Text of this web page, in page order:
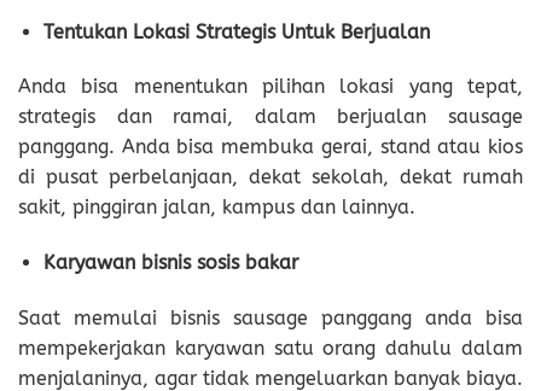
Tentukan Lokasi Strategis Untuk Berjualan
Anda bisa menentukan pilihan lokasi yang tepat,
strategis dan ramai, dalam berjualan sausage
panggang. Anda bisa membuka gerai, stand atau kios
di pusat perbelanjaan, dekat sekolah, dekat rumah
sakit, pinggiran jalan, kampus dan lainnya.
Karyawan bisnis sosis bakar
Saat memulai bisnis sausage panggang anda bisa
mempekerjakan karyawan satu orang dahulu dalam
menjalaninya, agar tidak mengeluarkan banyak biaya.